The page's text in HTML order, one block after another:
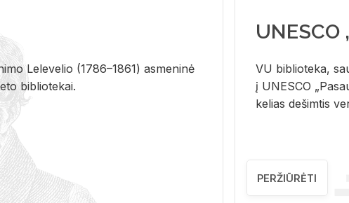
Le­le­ve­lio (1786–1861) as­me­ni­nė
bi­b­lio­te­kai.
VU biblioteka,
į UNESCO
kelias dešimtis
PERŽIŪRĖTI